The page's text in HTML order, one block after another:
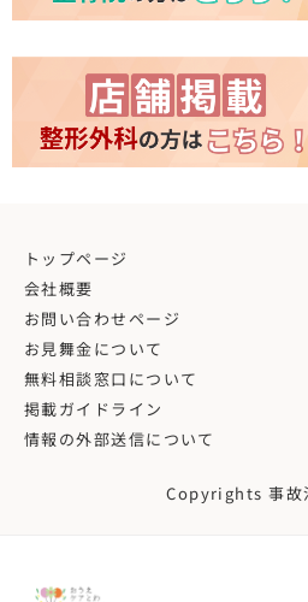
トップページ
会社概要
お問い合わせページ
お見舞金について
無料相談窓口について
掲載ガイドライン
情報の外部送信について
Copyrights 事故